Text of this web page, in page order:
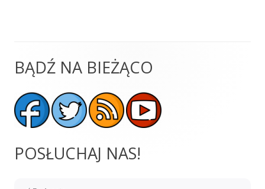
Główny
panel
boczny
BĄDŹ NA BIEŻĄCO
POSŁUCHAJ NAS!